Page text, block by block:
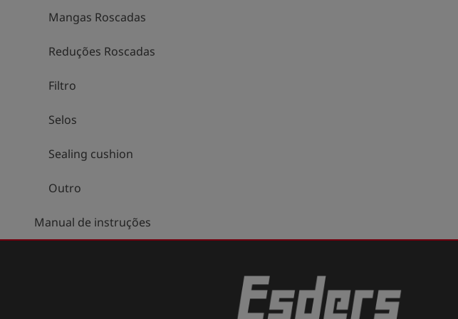
Mangas Roscadas
Reduções Roscadas
Filtro
Selos
Sealing cushion
Outro
Manual de instruções